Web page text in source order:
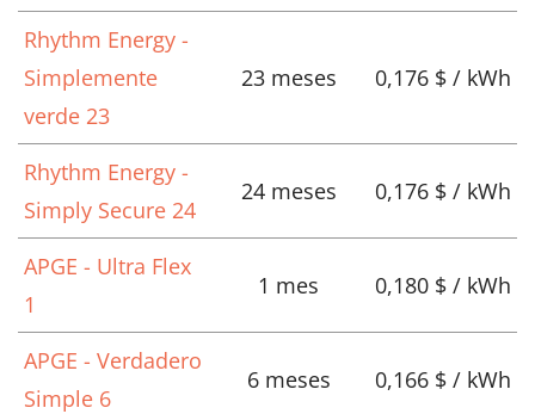
Rhythm Energy -
Simplemente
verde 23
23 meses 0,176 $ / kWh
Rhythm Energy -
Simply Secure 24
24 meses 0,176 $ / kWh
APGE - Ultra Flex
1
1 mes 0,180 $ / kWh
APGE - Verdadero
Simple 6
6 meses 0,166 $ / kWh